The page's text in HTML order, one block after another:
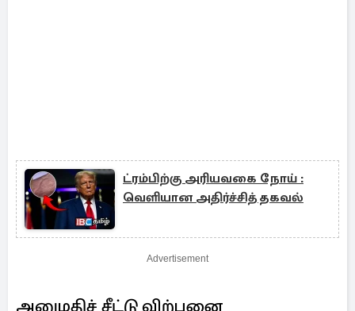
ட்ரம்பிற்கு அரியவகை நோய் :
வெளியான அதிர்ச்சித் தகவல்
Advertisement
அனுமதிச் சீட்டு விற்பனை